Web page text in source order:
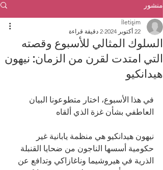
منشور
السلوك المثالي للأسبوع وقصته
التي امتدت لقرن من الزمان: نيهون
هيدانكيو
İletişim
22 أكتوبر 2024
2 دقيقة قراءة
في هذا الأسبوع، اختار متطوعونا البيان
العاطفي بشأن غزة الذي ألقاه
نيهون هيدانكيو هي منظمة يابانية غير
حكومية أسسها الناجون من ضحايا القنبلة
الذرية في هيروشيما وناغازاكي وتدافع عن